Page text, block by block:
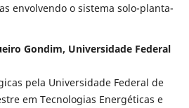
envolvendo o sistema solo-planta-
Gondim, Universidade Federal
pela Universidade Federal de
em Tecnologias Energéticas e